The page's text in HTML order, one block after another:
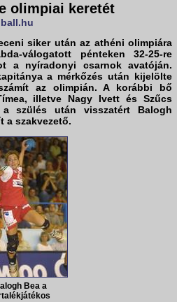
olimpiai keretét
siker után az athéni olimpiára
válogatott pénteken 32-25-re
a nyíradonyi csarnok avatóján.
a mérkőzés után kijelölte
az olimpián. A korábbi bő
illetve Nagy Ivett és Szűcs
szülés után visszatért Balogh
a szakvezető.
Bea a